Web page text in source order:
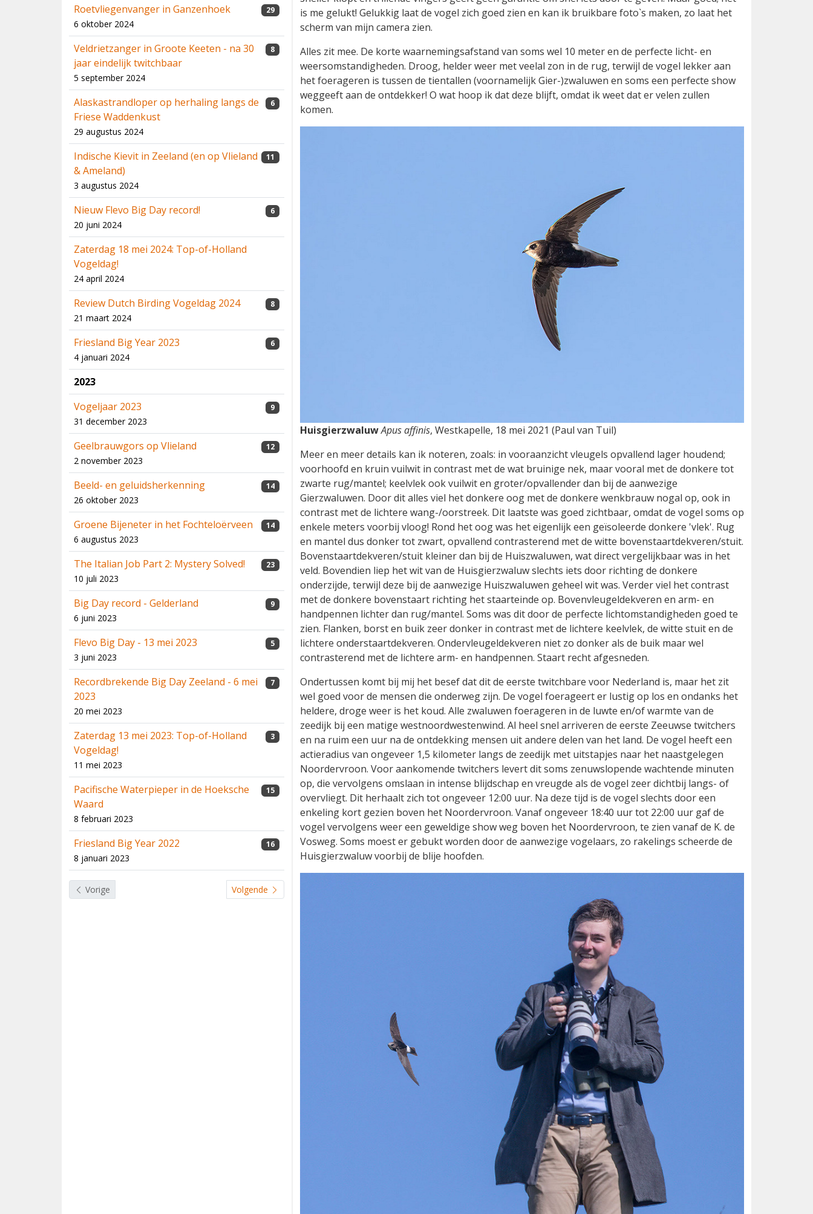
Roetvliegenvanger in Ganzenhoek
6 oktober 2024
29
Veldrietzanger in Groote Keeten - na 30
jaar eindelijk twitchbaar
5 september 2024
8
Alaskastrandloper op herhaling langs de
Friese Waddenkust
29 augustus 2024
6
Indische Kievit in Zeeland (en op Vlieland
& Ameland)
3 augustus 2024
11
Nieuw Flevo Big Day record!
20 juni 2024
6
Zaterdag 18 mei 2024: Top-of-Holland
Vogeldag!
24 april 2024
Review Dutch Birding Vogeldag 2024
21 maart 2024
8
Friesland Big Year 2023
4 januari 2024
6
2023
Vogeljaar 2023
31 december 2023
9
Geelbrauwgors op Vlieland
2 november 2023
12
Beeld- en geluidsherkenning
26 oktober 2023
14
Groene Bijeneter in het Fochteloërveen
6 augustus 2023
14
The Italian Job Part 2: Mystery Solved!
10 juli 2023
23
Big Day record - Gelderland
6 juni 2023
9
Flevo Big Day - 13 mei 2023
3 juni 2023
5
Recordbrekende Big Day Zeeland - 6 mei
2023
20 mei 2023
7
Zaterdag 13 mei 2023: Top-of-Holland
Vogeldag!
11 mei 2023
3
Pacifische Waterpieper in de Hoeksche
Waard
8 februari 2023
15
Friesland Big Year 2022
8 januari 2023
16
Vorige Volgende
is me gelukt! Gelukkig laat de vogel zich goed zien en kan ik bruikbare foto`s maken, zo laat het
scherm van mijn camera zien.
Alles zit mee. De korte waarnemingsafstand van soms wel 10 meter en de perfecte licht- en
weersomstandigheden. Droog, helder weer met veelal zon in de rug, terwijl de vogel lekker aan
het foerageren is tussen de tientallen (voornamelijk Gier-)zwaluwen en soms een perfecte show
weggeeft aan de ontdekker! O wat hoop ik dat deze blijft, omdat ik weet dat er velen zullen
komen.
HuisgierzwaluwApus affinis, Westkapelle, 18 mei 2021 (Paul van Tuil)
Meer en meer details kan ik noteren, zoals: in vooraanzicht vleugels opvallend lager houdend;
voorhoofd en kruin vuilwit in contrast met de wat bruinige nek, maar vooral met de donkere tot
zwarte rug/mantel; keelvlek ook vuilwit en groter/opvallender dan bij de aanwezige
Gierzwaluwen. Door dit alles viel het donkere oog met de donkere wenkbrauw nogal op, ook in
contrast met de lichtere wang-/oorstreek. Dit laatste was goed zichtbaar, omdat de vogel soms op
enkele meters voorbij vloog! Rond het oog was het eigenlijk een geïsoleerde donkere 'vlek'. Rug
en mantel dus donker tot zwart, opvallend contrasterend met de witte bovenstaartdekveren/stuit.
Bovenstaartdekveren/stuit kleiner dan bij de Huiszwaluwen, wat direct vergelijkbaar was in het
veld. Bovendien liep het wit van de Huisgierzwaluw slechts iets door richting de donkere
onderzijde, terwijl deze bij de aanwezige Huiszwaluwen geheel wit was. Verder viel het contrast
met de donkere bovenstaart richting het staarteinde op. Bovenvleugeldekveren en arm- en
handpennen lichter dan rug/mantel. Soms was dit door de perfecte lichtomstandigheden goed te
zien. Flanken, borst en buik zeer donker in contrast met de lichtere keelvlek, de witte stuit en de
lichtere onderstaartdekveren. Ondervleugeldekveren niet zo donker als de buik maar wel
contrasterend met de lichtere arm- en handpennen. Staart recht afgesneden.
Ondertussen komt bij mij het besef dat dit de eerste twitchbare voor Nederland is, maar het zit
wel goed voor de mensen die onderweg zijn. De vogel foerageert er lustig op los en ondanks het
heldere, droge weer is het koud. Alle zwaluwen foerageren in de luwte en/of warmte van de
zeedijk bij een matige westnoordwestenwind. Al heel snel arriveren de eerste Zeeuwse twitchers
en na ruim een uur na de ontdekking mensen uit andere delen van het land. De vogel heeft een
actieradius van ongeveer 1,5 kilometer langs de zeedijk met uitstapjes naar het naastgelegen
Noordervroon. Voor aankomende twitchers levert dit soms zenuwslopende wachtende minuten
op, die vervolgens omslaan in intense blijdschap en vreugde als de vogel zeer dichtbij langs- of
overvliegt. Dit herhaalt zich tot ongeveer 12:00 uur. Na deze tijd is de vogel slechts door een
enkeling kort gezien boven het Noordervroon. Vanaf ongeveer 18:40 uur tot 22:00 uur gaf de
vogel vervolgens weer een geweldige show weg boven het Noordervroon, te zien vanaf de K. de
Vosweg. Soms moest er gebukt worden door de aanwezige vogelaars, zo rakelings scheerde de
Huisgierzwaluw voorbij de blije hoofden.